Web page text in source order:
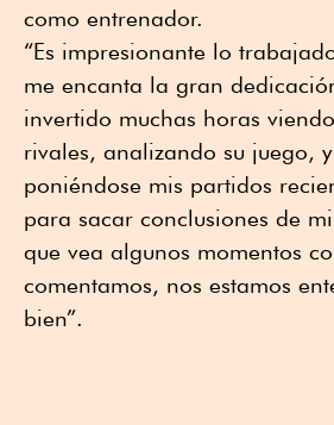
como entrenador.
“Es impresionante lo
me encanta la gran
invertido muchas horas
rivales, analizando su juego,
poniéndose mis partidos
para sacar conclusiones de
que vea algunos momentos
comentamos, nos estamos
bien”.